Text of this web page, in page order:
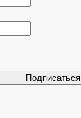
Подписаться